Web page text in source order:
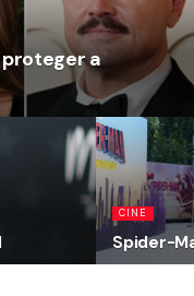
proteger a
CINE
Spider-